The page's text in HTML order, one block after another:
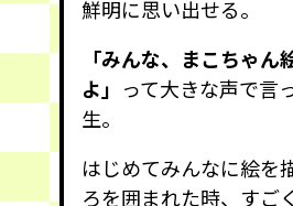
鮮明に思い出せる。
「みんな、まこちゃん
よ」 って大きな声で言
生。
はじめてみんなに絵を
ろを囲まれた時、すご